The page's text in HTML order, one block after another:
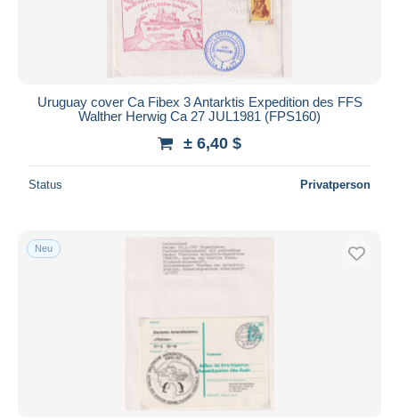
Uruguay cover Ca Fibex 3 Antarktis Expedition des FFS
Walther Herwig Ca 27 JUL1981 (FPS160)
± 6,40 $
Status Privatperson
Neu